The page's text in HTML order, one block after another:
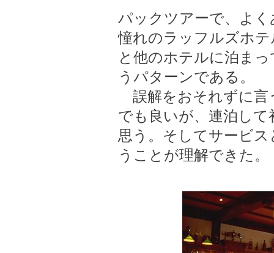
パックツアーで、よ
憧れのラッフルズホ
と他のホテルに泊ま
うパターンである。
誤解をおそれずに言
でも良いが、連泊し
思う。そしてサービ
うことが理解できた。